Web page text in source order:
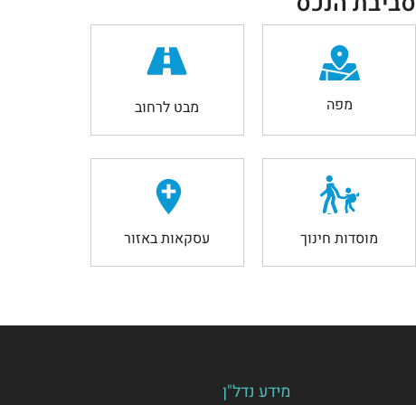
מפה מבט לרחוב
מוסדות חינוך עסקאות באזור
מידע נדל"ן